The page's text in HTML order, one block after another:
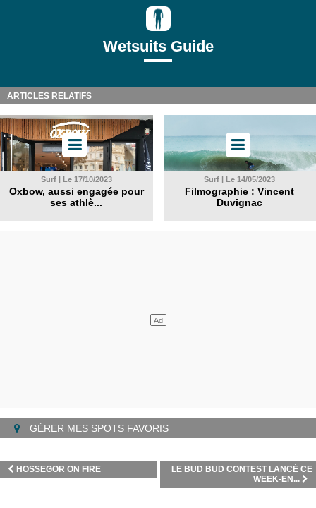
Wetsuits Guide
ARTICLES RELATIFS
Surf | Le 17/10/2023
Oxbow, aussi engagée pour
ses athlè...
Surf | Le 14/05/2023
Filmographie : Vincent
Duvignac
GÉRER MES SPOTS FAVORIS
LE BUD BUD CONTEST LANCÉ CE
WEEK-EN...
HOSSEGOR ON FIRE